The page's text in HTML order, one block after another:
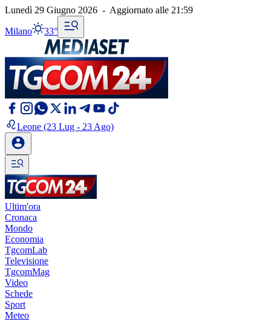
Lunedì 29 Giugno 2026 - Aggiornato alle 21:59
Milano 33°
Leone (23 Lug - 23 Ago)
Ultim'ora
Cronaca
Mondo
Economia
TgcomLab
Televisione
TgcomMag
Video
Schede
Sport
Meteo